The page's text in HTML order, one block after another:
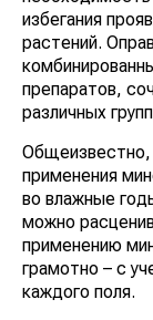
избегания
растений.
препаратов,
различных
применения
во влажные
можно
применению
грамотно – с
каждого поля.